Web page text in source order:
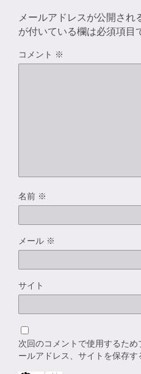
メールアドレスが公開され
が付いている欄は必須項目
コメント ※
名前 ※
メール ※
サイト
次回のコメントで使用するた
ールアドレス、サイトを保存す